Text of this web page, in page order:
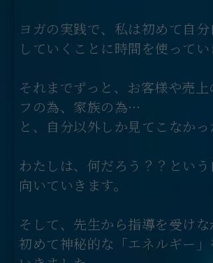
ヨガの実践で、私は初めて自
していくことに時間を使ってい
それまでずっと、お客様や売上
フの為、家族の為…
と、自分以外しか見てこなか
わたしは、何だろう？？という
向いていきます。
そして、先生から指導を受けな
初めて神秘的な「エネルギー